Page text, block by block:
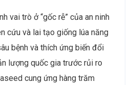
vai trò ở “gốc rễ” của an ninh
cứu và lai tạo giống lúa năng
bệnh và thích ứng biến đổi
lượng quốc gia trước rủi ro
cung ứng hàng trăm